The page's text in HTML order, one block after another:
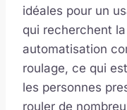
idéales pour un
qui recherchent
automatisation
roulage, ce qui
les personnes
rouler de